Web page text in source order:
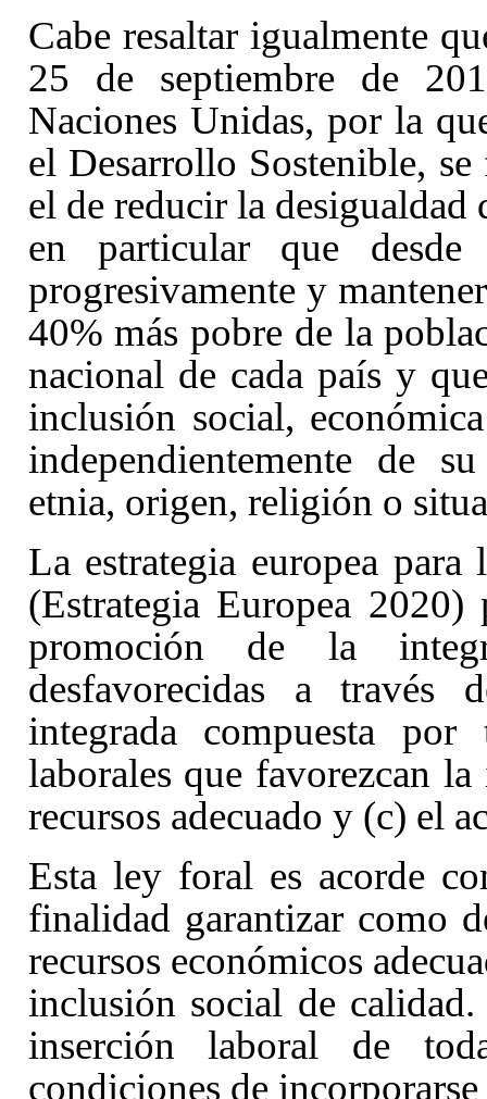
Cabe resaltar igualmente
25 de septiembre de
Naciones Unidas, por la
el Desarrollo Sostenible,
el de reducir la desigualdad
en particular que
progresivamente y
40% más pobre de la
nacional de cada país y
inclusión social,
independientemente de
etnia, origen, religión o
La estrategia europea
(Estrategia Europea
promoción de la
desfavorecidas a través
integrada compuesta
laborales que favorezcan
recursos adecuado y (c) el
Esta ley foral es acorde
finalidad garantizar como
recursos económicos
inclusión social de
inserción laboral de
condiciones de